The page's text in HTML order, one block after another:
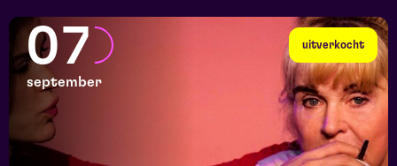
uitverkocht
07
september